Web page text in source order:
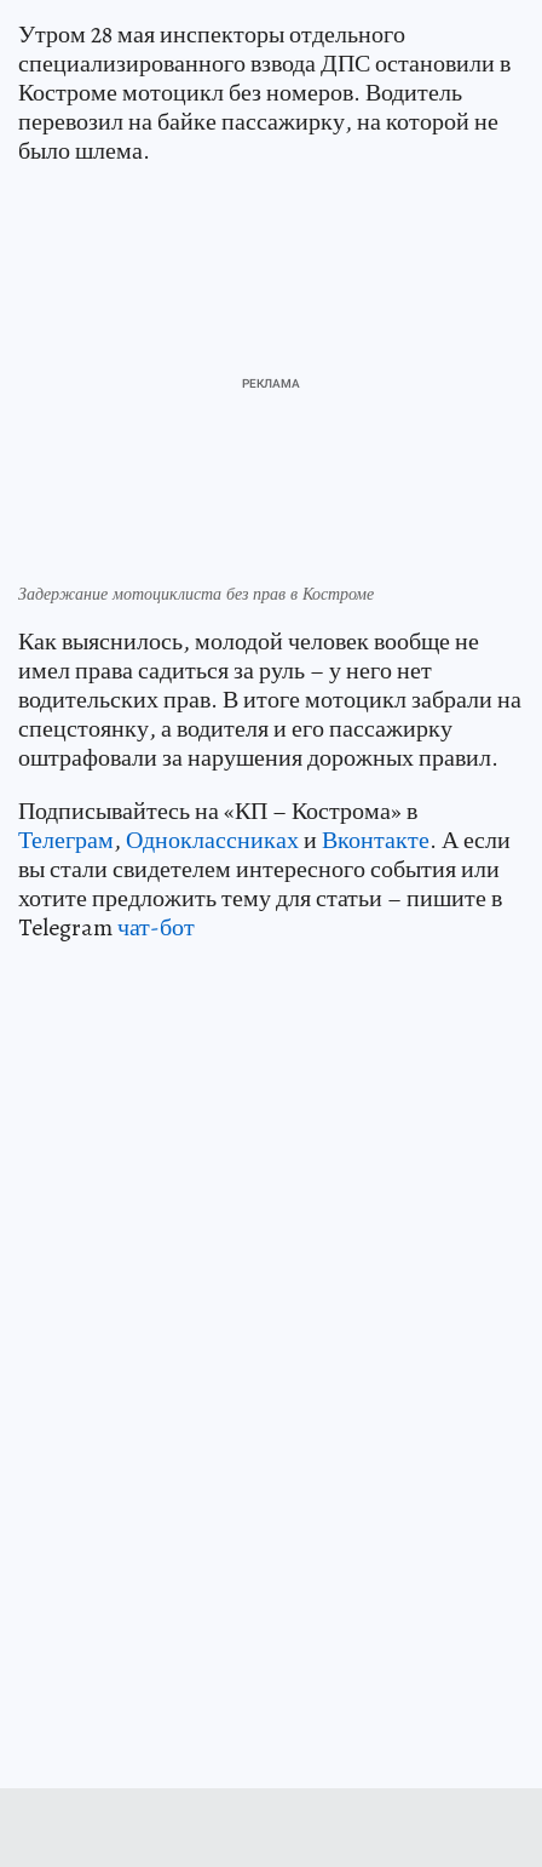
Утром 28 мая инспекторы отдельного
специализированного взвода ДПС остановили в
Костроме мотоцикл без номеров. Водитель
перевозил на байке пассажирку, на которой не
было шлема.
Задержание мотоциклиста без прав в Костроме
Как выяснилось, молодой человек вообще не
имел права садиться за руль – у него нет
водительских прав. В итоге мотоцикл забрали на
спецстоянку, а водителя и его пассажирку
оштрафовали за нарушения дорожных правил.
Подписывайтесь на «КП – Кострома» в
Телеграм,ОдноклассникахиВконтакте. А если
вы стали свидетелем интересного события или
хотите предложить тему для статьи – пишите в
Telegramчат-бот